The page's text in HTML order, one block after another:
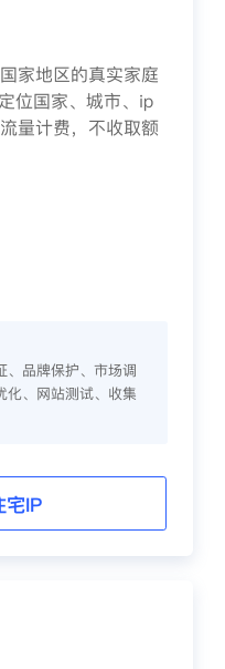
家地区的真实家庭
位国家、城市、ip
量计费，不收取额
、品牌保护、市场调
化、网站测试、收集
宅IP